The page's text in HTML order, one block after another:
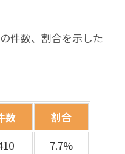
件数、割合を示した
数
割合
7.7%